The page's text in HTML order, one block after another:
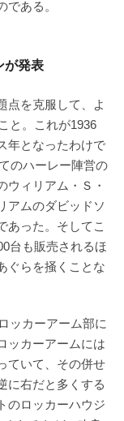
ある。
が発表
点を克服して、よ
と。これが1936
年となったわけで
のハーレー陣営の
ウィリアム・Ｓ・
アムのダビッドソ
あった。そしてこ
台も販売されるほ
ぐらを掻くことな
ッカーアーム部に
ッカーアームには
ていて、その併せ
に右だと多くする
のロッカーハウジ